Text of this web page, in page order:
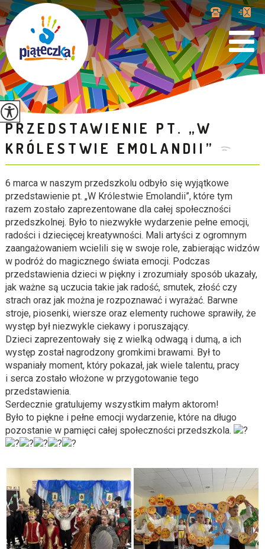
PRZEDSTAWIENIE PT. „W
KRÓLESTWIE EMOLANDII”
6 marca w naszym przedszkolu odbyło się wyjątkowe
przedstawienie pt. „W Królestwie Emolandii”, które tym
razem zostało zaprezentowane dla całej społeczności
przedszkolnej. Było to niezwykłe wydarzenie pełne emocji,
radości i dziecięcej kreatywności. Mali artyści z ogromnym
zaangażowaniem wcielili się w swoje role, zabierając widzów
w podróż do magicznego świata emocji. Podczas
przedstawienia dzieci w piękny i zrozumiały sposób ukazały,
jak ważne są uczucia takie jak radość, smutek, złość czy
strach oraz jak można je rozpoznawać i wyrażać. Barwne
stroje, piosenki, wiersze oraz elementy ruchowe sprawiły, że
występ był niezwykle ciekawy i poruszający.
Dzieci zaprezentowały się z wielką odwagą i dumą, a ich
występ został nagrodzony gromkimi brawami. Był to
wspaniały moment, który pokazał, jak wiele talentu, pracy
i serca zostało włożone w przygotowanie tego
przedstawienia.
Serdecznie gratulujemy wszystkim małym aktorom!
Było to piękne i pełne emocji wydarzenie, które na długo
pozostanie w pamięci całej społeczności przedszkola.